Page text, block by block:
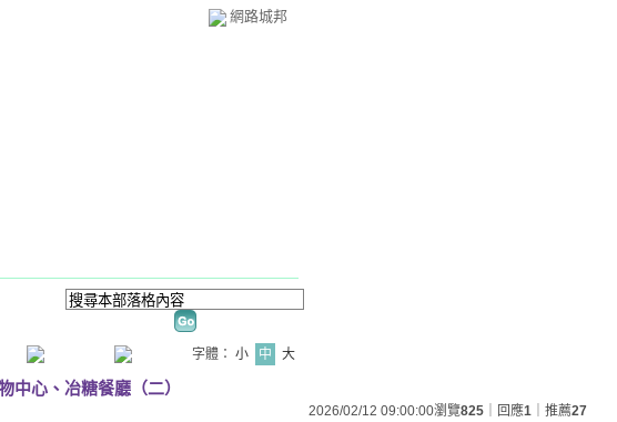
網路城邦
字體： 小 中 大
中心、冶糖餐廳（二）
2026/02/12 09:00:00瀏覽825 ｜回應1 ｜推薦27